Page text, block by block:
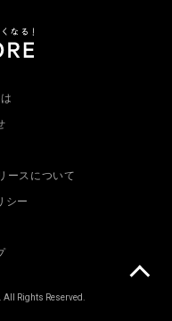
ースについて
シー
All Rights Reserved.